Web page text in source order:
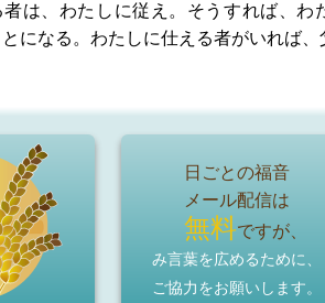
は、わたしに従え。そうすれば、わ
になる。わたしに仕える者がいれば、
日ごとの福音
メール配信は
無料ですが、
み言葉を広めるために、
ご協力をお願いします。